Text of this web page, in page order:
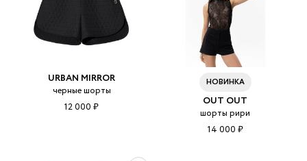
URBAN MIRROR
черные шорты
12 000 ₽
НОВИНКА
OUT OUT
шорты рири
14 000 ₽